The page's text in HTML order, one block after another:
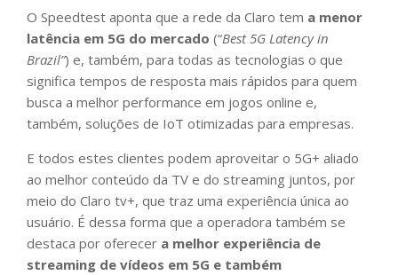
O Speedtest aponta que a rede da Claro tem a menor
latência em 5G do mercado (“Best 5G Latency in
Brazil”) e, também, para todas as tecnologias o que
significa tempos de resposta mais rápidos para quem
busca a melhor performance em jogos online e,
também, soluções de IoT otimizadas para empresas.
E todos estes clientes podem aproveitar o 5G+ aliado
ao melhor conteúdo da TV e do streaming juntos, por
meio do Claro tv+, que traz uma experiência única ao
usuário. É dessa forma que a operadora também se
destaca por oferecer a melhor experiência de
streaming de vídeos em 5G e também